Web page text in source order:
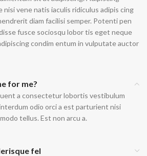
vene natis iaculis ridiculus adipis cing
diam facilisi semper. Potenti pen
fusce sociosqu lobor tis eget neque
condim entum in vulputate auctor
for me?
a consectetur lobortis vestibulum
odio orci a est parturient nisi
tellus. Est non arcu a.
fel